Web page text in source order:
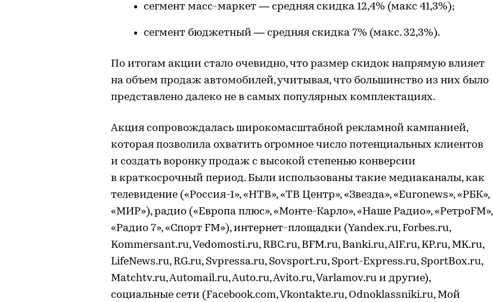
сегмент масс-маркет — средняя скидка 12,4% (макс 41,3%);
сегмент бюджетный — средняя скидка 7% (макс. 32,3%).
По итогам акции стало очевидно, что размер скидок напрямую влияет
на объем продаж автомобилей, учитывая, что большинство из них было
представлено далеко не в самых популярных комплектациях.
Акция сопровождалась широкомасштабной рекламной кампанией,
которая позволила охватить огромное число потенциальных клиентов
и создать воронку продаж с высокой степенью конверсии
в краткосрочный период. Были использованы такие медиаканалы, как
телевидение («Россия-1», «НТВ», «ТВ Центр», «Звезда», «Euronews», «РБК»,
«МИР»), радио («Европа плюс», «Монте-Карло», «Наше Радио», «РетроFM»,
«Радио 7», «Спорт FM»), интернет-площадки (Yandex.ru, Forbes.ru,
Kommersant.ru, Vedomosti.ru, RBC.ru, BFM.ru, Banki.ru, AIF.ru, KP.ru, MK.ru,
LifeNews.ru, RG.ru, Svpressa.ru, Sovsport.ru, Sport-Express.ru, SportBox.ru,
Matchtv.ru, Automail.ru, Auto.ru, Avito.ru, Varlamov.ru и другие),
социальные сети (Facebook.com, Vkontakte.ru, Odnoklassniki.ru, Мой